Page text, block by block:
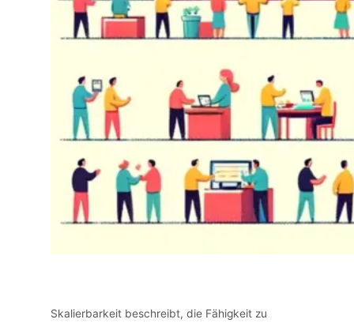
Skalierbarkeit beschreibt, die Fähigkeit zu